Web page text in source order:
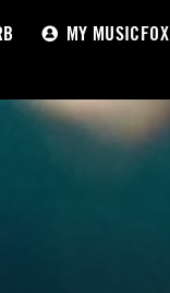
MY MUSICFOX